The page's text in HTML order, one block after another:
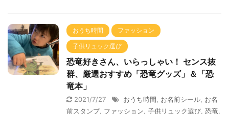
おうち時間 ファッション
子供リュック選び
恐竜好きさん、いらっしゃい！ センス抜
群、厳選おすすめ「恐竜グッズ」＆「恐
竜本」
2021/7/27 おうち時間 お名前シール お名
前スタンプ, ファッション 子供リュック選び 恐竜